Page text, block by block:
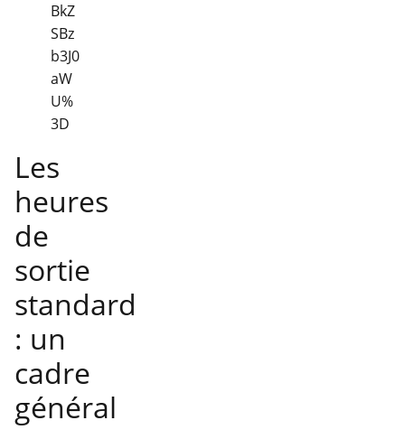
BkZ
SBz
b3J0
aW
U%
3D
Les
heures
de
sortie
standard
: un
cadre
général